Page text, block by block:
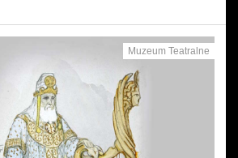
Muzeum Teatralne